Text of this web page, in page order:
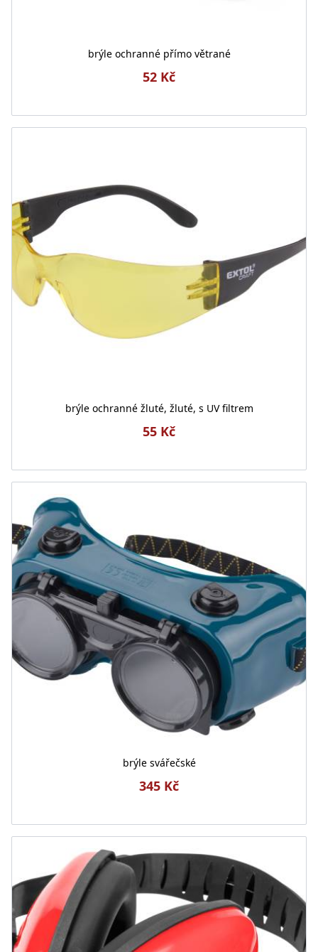
brýle ochranné přímo větrané
52 Kč
brýle ochranné žluté, žluté, s UV filtrem
55 Kč
brýle svářečské
345 Kč